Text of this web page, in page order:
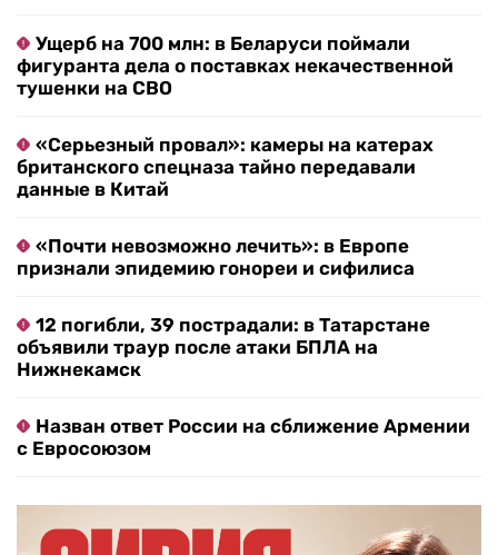
Ущерб на 700 млн: в Беларуси поймали
фигуранта дела о поставках некачественной
тушенки на СВО
«Серьезный провал»: камеры на катерах
британского спецназа тайно передавали
данные в Китай
«Почти невозможно лечить»: в Европе
признали эпидемию гонореи и сифилиса
12 погибли, 39 пострадали: в Татарстане
объявили траур после атаки БПЛА на
Нижнекамск
Назван ответ России на сближение Армении
с Евросоюзом